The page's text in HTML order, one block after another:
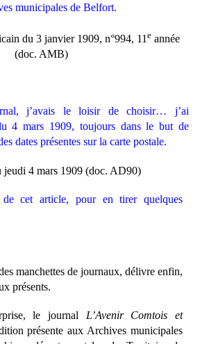
municipales de Belfort.
du 3 janvier 1909, n°994, 11 e année
(doc. AMB)
j’avais le loisir de choisir…
j’ai
4 mars 1909, toujours dans le but de
dates présentes sur la carte postale.
jeudi 4 mars 1909 (doc. AD90)
cet article, pour en tirer quelques
manchettes de journaux, délivre enfin,
présents.
le journal L’Avenir Comtois et
présente aux Archives municipales